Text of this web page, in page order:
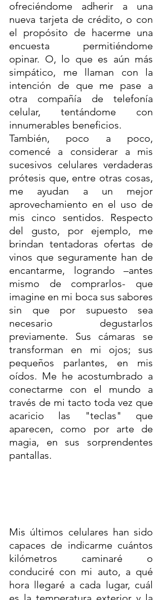
ofreciéndome adherir a una
nueva tarjeta de crédito, o con
el propósito de hacerme una
encuesta permitiéndome
opinar. O, lo que es aún más
simpático, me llaman con la
intención de que me pase a
otra compañía de telefonía
celular, tentándome con
innumerables beneficios.
También, poco a poco,
comencé a considerar a mis
sucesivos celulares verdaderas
prótesis que, entre otras cosas,
me ayudan a un mejor
aprovechamiento en el uso de
mis cinco sentidos. Respecto
del gusto, por ejemplo, me
brindan tentadoras ofertas de
vinos que seguramente han de
encantarme, logrando –antes
mismo de comprarlos- que
imagine en mi boca sus sabores
sin que por supuesto sea
necesario degustarlos
previamente. Sus cámaras se
transforman en mi ojos; sus
pequeños parlantes, en mis
oídos. Me he acostumbrado a
conectarme con el mundo a
través de mi tacto toda vez que
acaricio las "teclas" que
aparecen, como por arte de
magia, en sus sorprendentes
pantallas.
Mis últimos celulares han sido
capaces de indicarme cuántos
kilómetros caminaré o
conduciré con mi auto, a qué
hora llegaré a cada lugar, cuál